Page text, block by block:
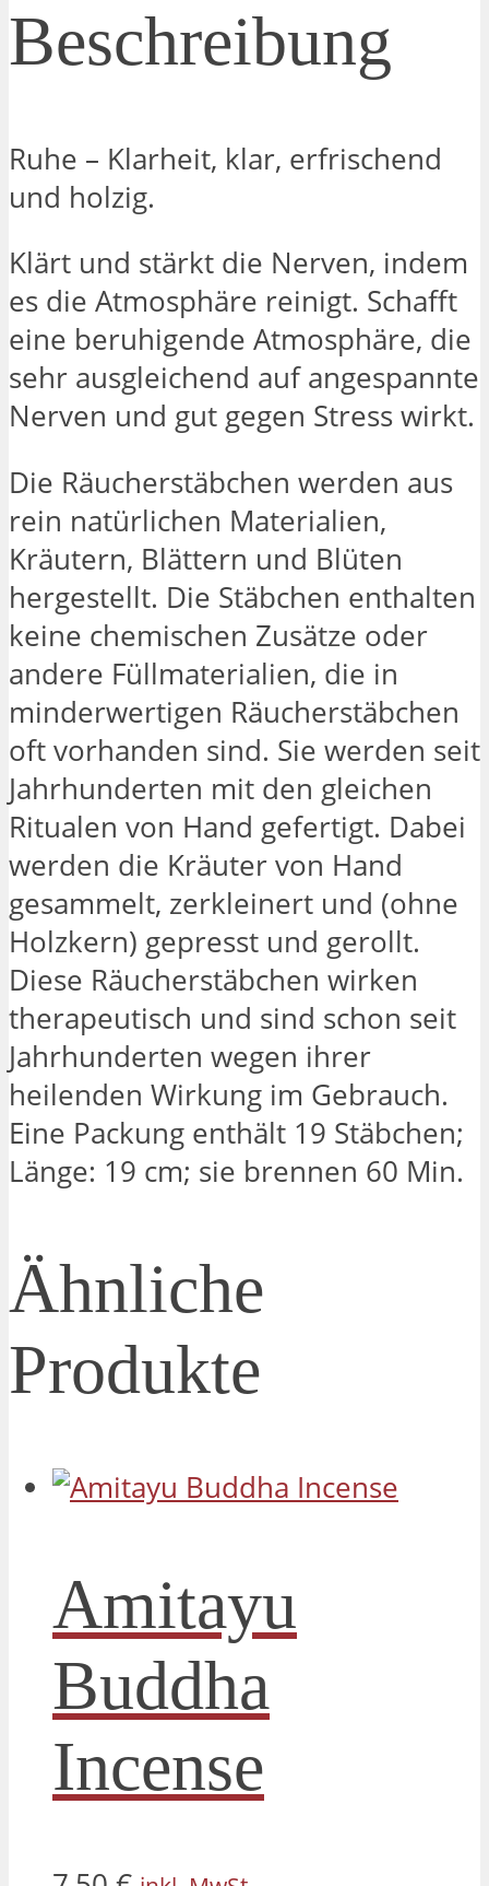
Beschreibung
Ruhe – Klarheit, klar, erfrischend
und holzig.
Klärt und stärkt die Nerven, indem
es die Atmosphäre reinigt. Schafft
eine beruhigende Atmosphäre, die
sehr ausgleichend auf angespannte
Nerven und gut gegen Stress wirkt.
Die Räucherstäbchen werden aus
rein natürlichen Materialien,
Kräutern, Blättern und Blüten
hergestellt. Die Stäbchen enthalten
keine chemischen Zusätze oder
andere Füllmaterialien, die in
minderwertigen Räucherstäbchen
oft vorhanden sind. Sie werden seit
Jahrhunderten mit den gleichen
Ritualen von Hand gefertigt. Dabei
werden die Kräuter von Hand
gesammelt, zerkleinert und (ohne
Holzkern) gepresst und gerollt.
Diese Räucherstäbchen wirken
therapeutisch und sind schon seit
Jahrhunderten wegen ihrer
heilenden Wirkung im Gebrauch.
Eine Packung enthält 19 Stäbchen;
Länge: 19 cm; sie brennen 60 Min.
Ähnliche
Produkte
Amitayu
Buddha
Incense